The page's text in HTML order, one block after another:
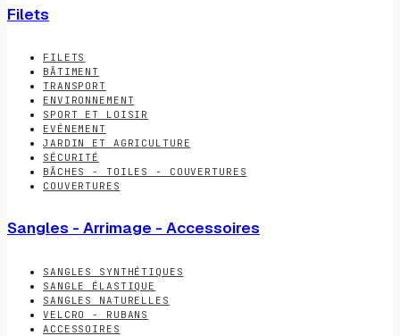
Filets
FILETS
BÂTIMENT
TRANSPORT
ENVIRONNEMENT
SPORT ET LOISIR
EVÉNEMENT
JARDIN ET AGRICULTURE
SÉCURITÉ
BÂCHES - TOILES - COUVERTURES
COUVERTURES
Sangles - Arrimage - Accessoires
SANGLES SYNTHÉTIQUES
SANGLE ÉLASTIQUE
SANGLES NATURELLES
VELCRO - RUBANS
ACCESSOIRES